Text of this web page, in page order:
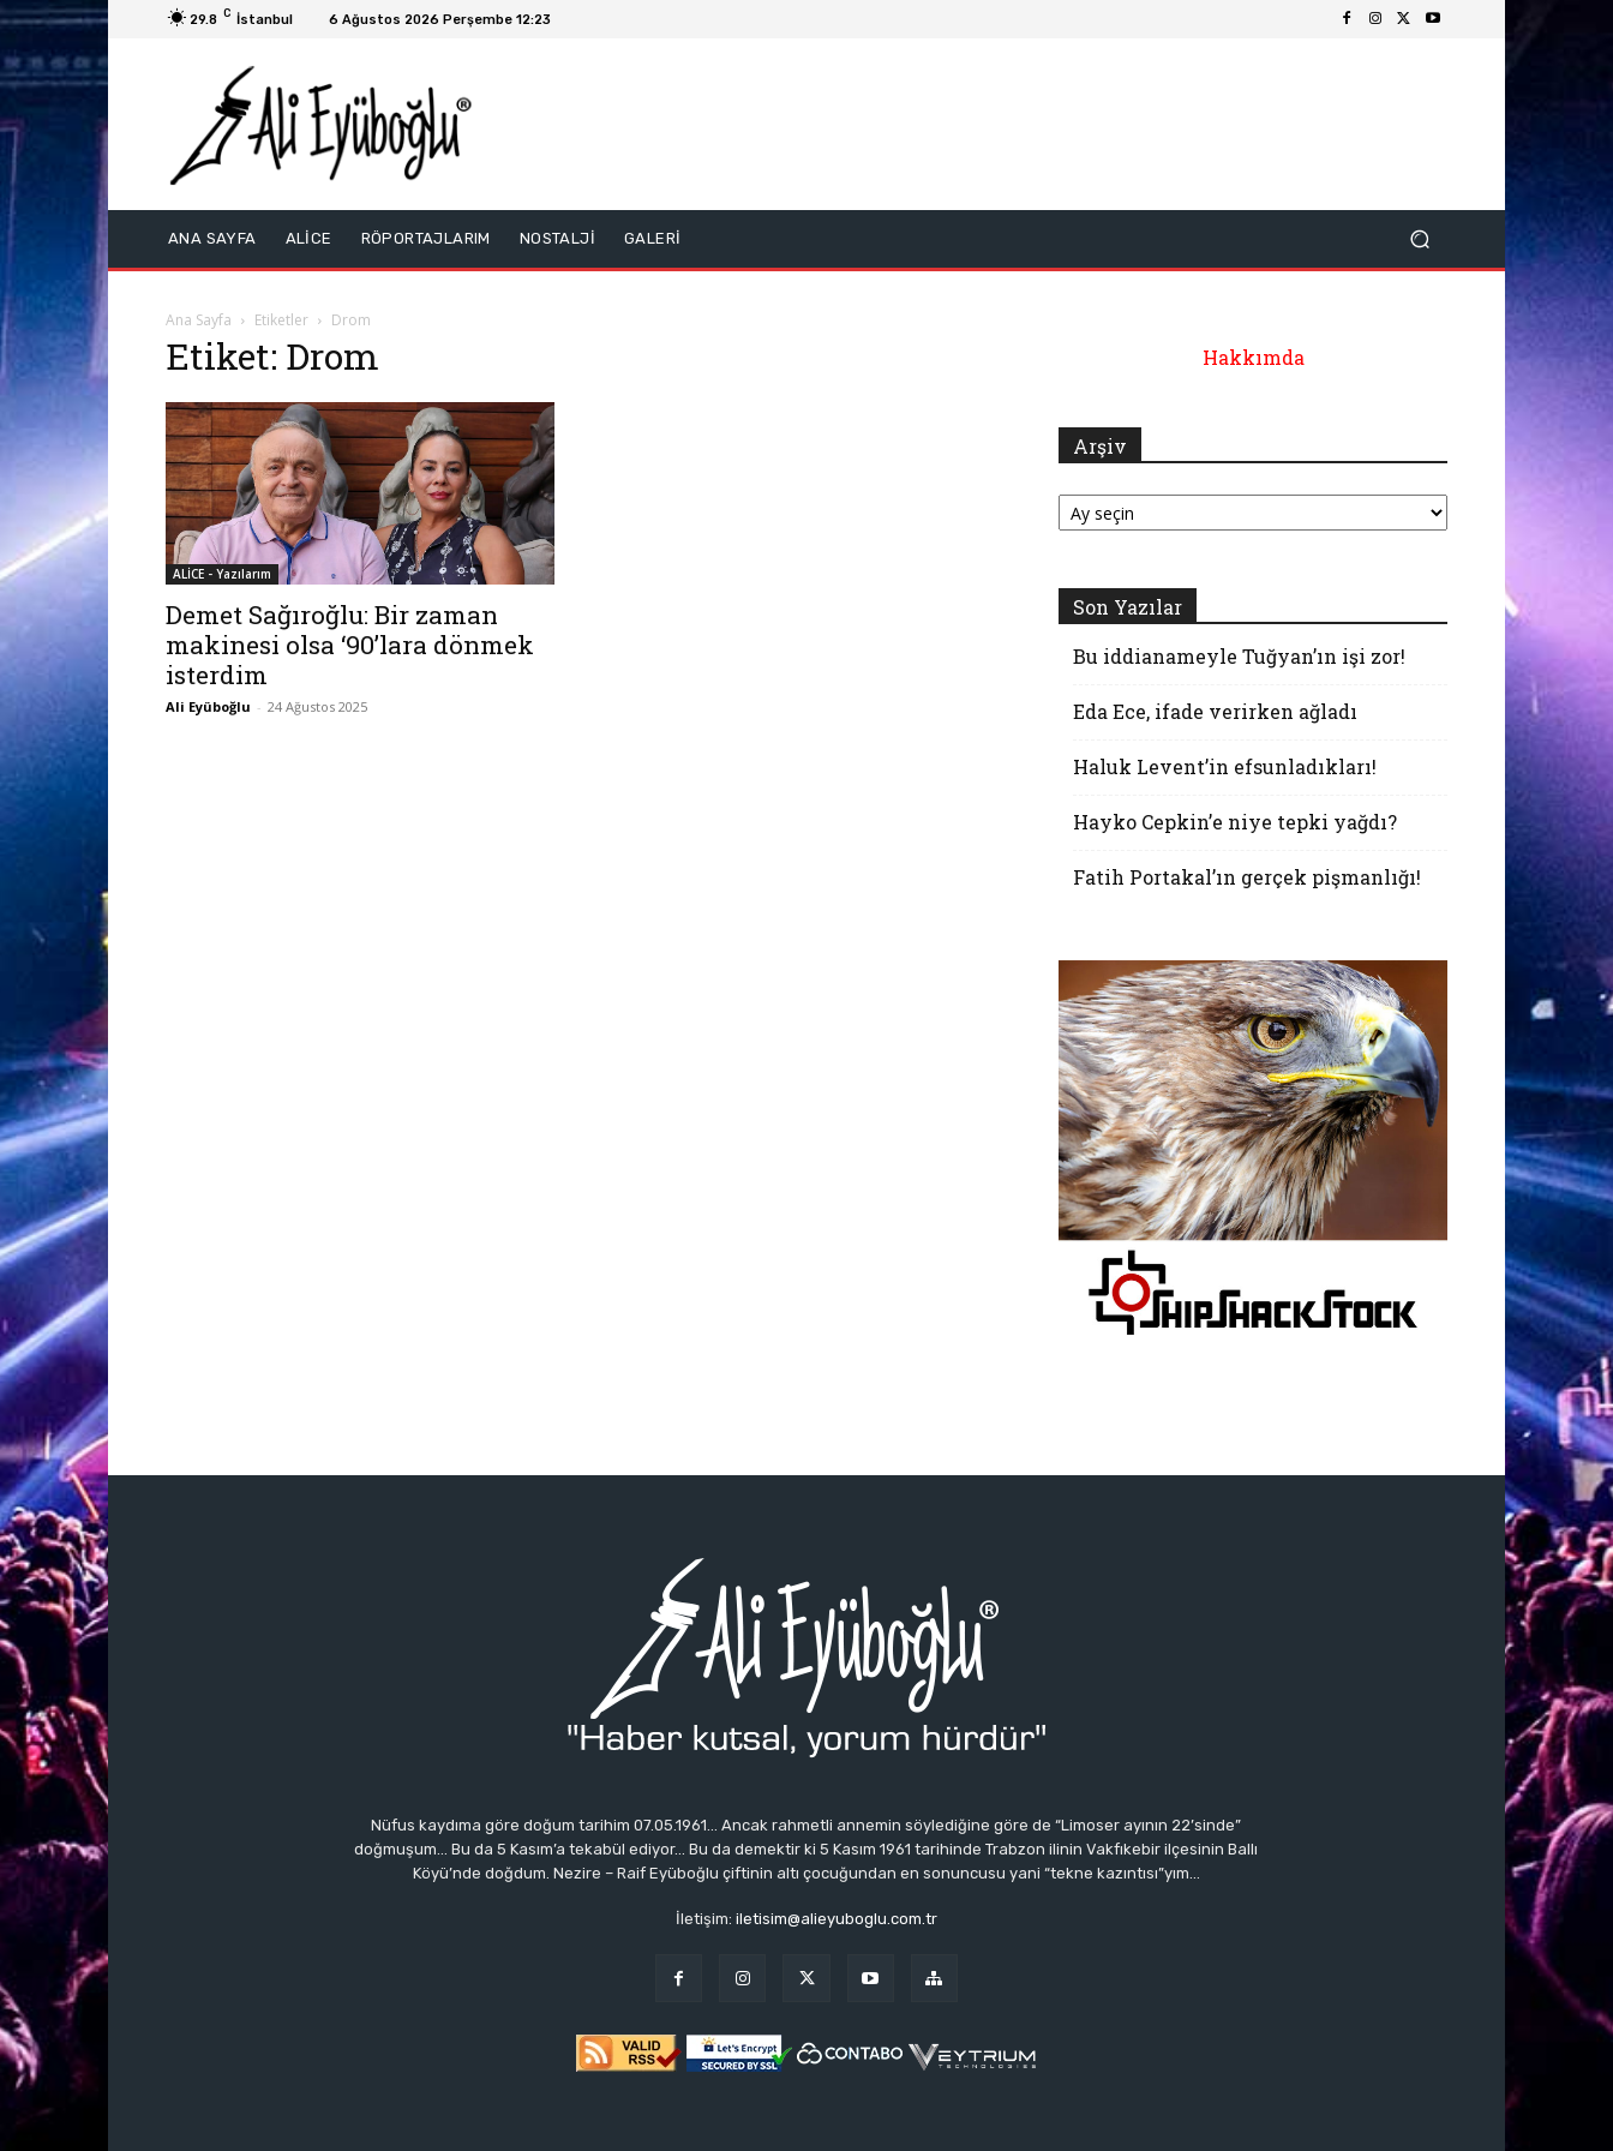
29.8 C İstanbul 6 Ağustos 2026 Perşembe 12:23
ANA SAYFA ALİCE RÖPORTAJLARIM NOSTALJİ GALERİ
Ana Sayfa Etiketler Drom
Etiket: Drom
ALİCE - Yazılarım
Demet Sağıroğlu: Bir zaman
makinesi olsa ‘90’lara dönmek
isterdim
Ali Eyüboğlu - 24 Ağustos 2025
Hakkımda
Arşiv
Arşiv
Son Yazılar
Bu iddianameyle Tuğyan’ın işi zor!
Eda Ece, ifade verirken ağladı
Haluk Levent’in efsunladıkları!
Hayko Cepkin’e niye tepki yağdı?
Fatih Portakal’ın gerçek pişmanlığı!
Nüfus kaydıma göre doğum tarihim 07.05.1961… Ancak rahmetli annemin söylediğine göre de “Limoser ayının 22’sinde”
doğmuşum… Bu da 5 Kasım’a tekabül ediyor… Bu da demektir ki 5 Kasım 1961 tarihinde Trabzon ilinin Vakfıkebir ilçesinin Ballı
Köyü’nde doğdum. Nezire – Raif Eyüboğlu çiftinin altı çocuğundan en sonuncusu yani “tekne kazıntısı”yım…
İletişim: iletisim@alieyuboglu.com.tr